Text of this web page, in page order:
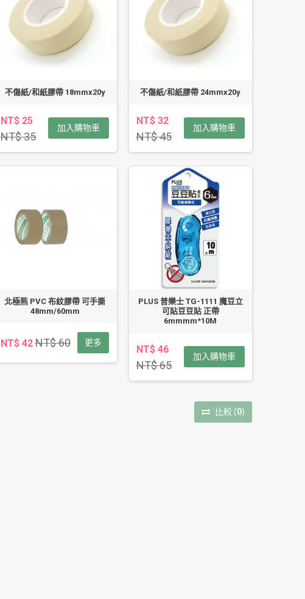
不傷紙/和紙膠帶 18mmx20y
NT$ 25
NT$ 35
加入購物車
不傷紙/和紙膠帶 24mmx20y
NT$ 32
NT$ 45
加入購物車
北極熊 PVC 布紋膠帶 可手撕
48mm/60mm
NT$ 42 NT$ 60 更多
PLUS 普樂士 TG-1111 魔豆立
可貼豆豆貼 正帶
6mmmm*10M
NT$ 46
NT$ 65
加入購物車
比較 (0)